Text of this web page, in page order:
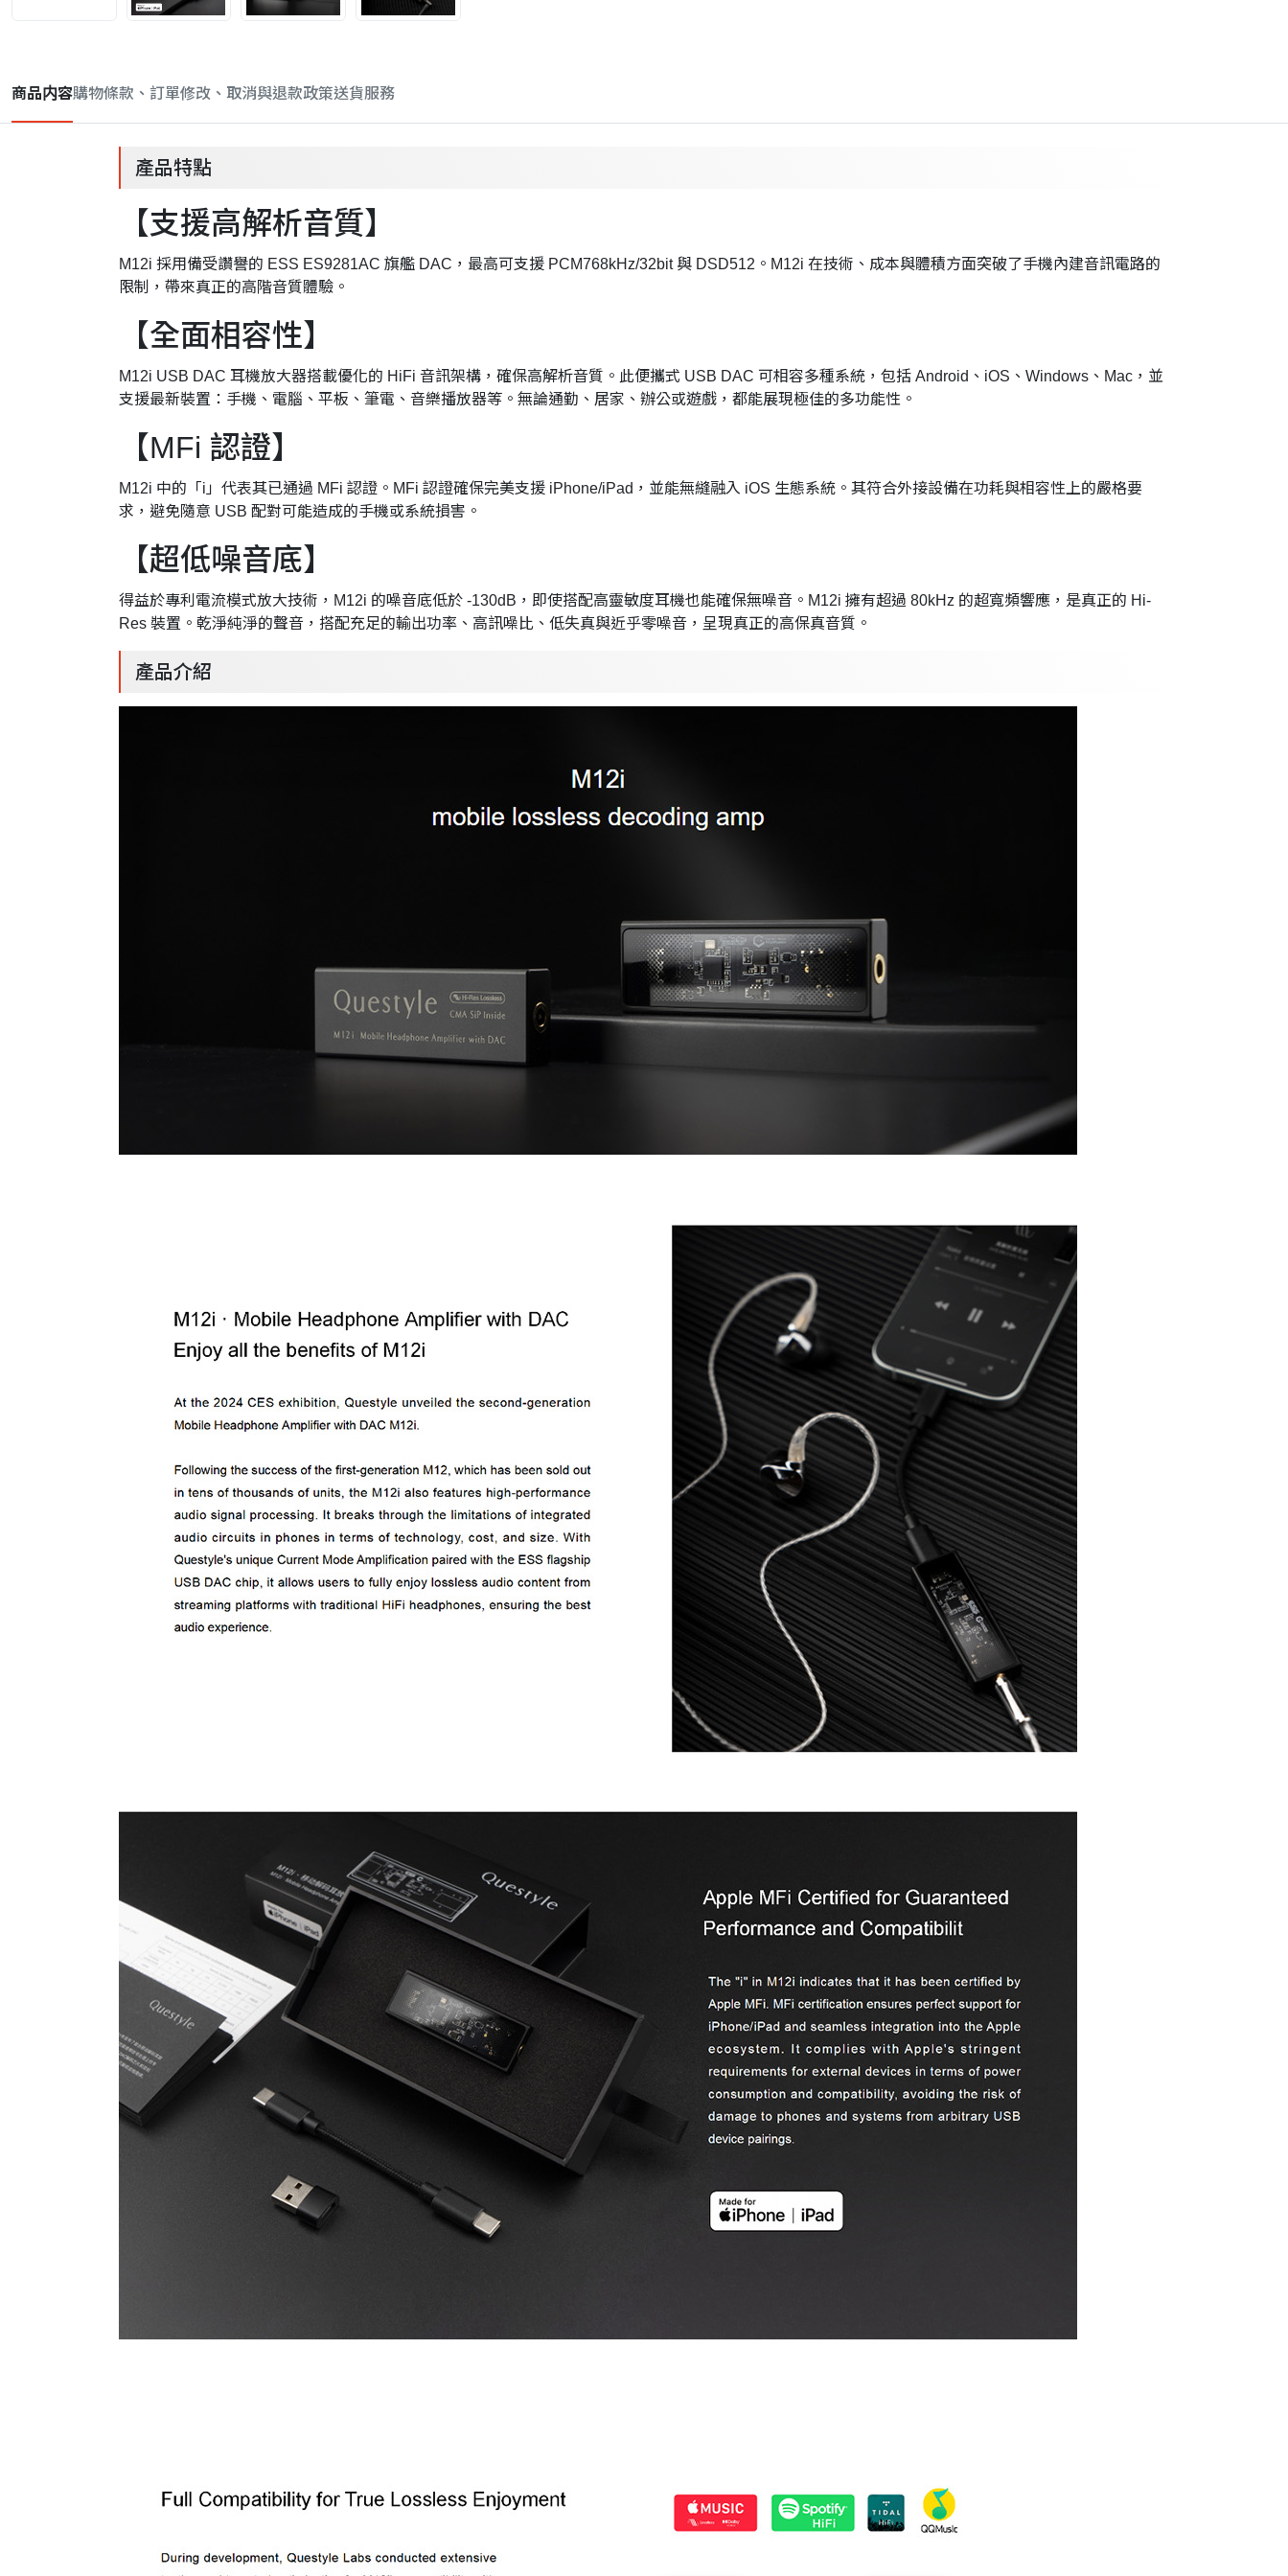
商品内容購物條款、訂單修改、取消與退款政策送貨服務
產品特點
【支援高解析音質】
M12i 採用備受讚譽的 ESS ES9281AC 旗艦 DAC，最高可支援 PCM768kHz/32bit 與 DSD512。M12i 在技術、成本與體積方面突破了手機內建音訊電路的
限制，帶來真正的高階音質體驗。
【全面相容性】
M12i USB DAC 耳機放大器搭載優化的 HiFi 音訊架構，確保高解析音質。此便攜式 USB DAC 可相容多種系統，包括 Android、iOS、Windows、Mac，並
支援最新裝置：手機、電腦、平板、筆電、音樂播放器等。無論通勤、居家、辦公或遊戲，都能展現極佳的多功能性。
【MFi 認證】
M12i 中的「i」代表其已通過 MFi 認證。MFi 認證確保完美支援 iPhone/iPad，並能無縫融入 iOS 生態系統。其符合外接設備在功耗與相容性上的嚴格要
求，避免隨意 USB 配對可能造成的手機或系統損害。
【超低噪音底】
得益於專利電流模式放大技術，M12i 的噪音底低於 -130dB，即使搭配高靈敏度耳機也能確保無噪音。M12i 擁有超過 80kHz 的超寬頻響應，是真正的 Hi-
Res 裝置。乾淨純淨的聲音，搭配充足的輸出功率、高訊噪比、低失真與近乎零噪音，呈現真正的高保真音質。
產品介紹